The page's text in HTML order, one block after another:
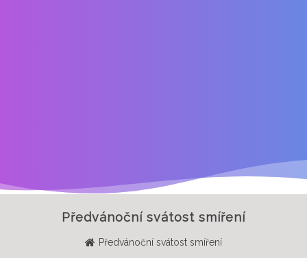
Předvánoční svátost smíření
Předvánoční svátost smíření